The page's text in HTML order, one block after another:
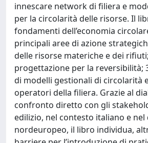
innescare network di filiera e
per la circolarità delle risorse. Il
fondamenti dell’economia
principali aree di azione
delle risorse materiche e dei
progettazione per la reversibilità;
di modelli gestionali di circolarità
operatori della filiera. Grazie al
confronto diretto con gli
edilizio, nel contesto italiano e nel
nordeuropeo, il libro individua,